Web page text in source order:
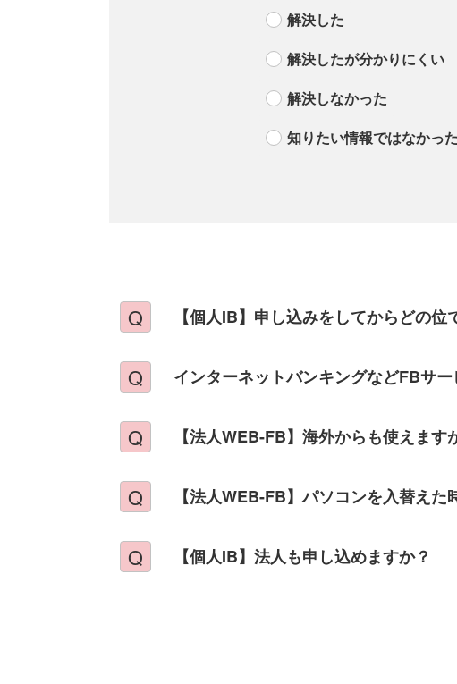
解決した
解決したが分かりにくい
解決しなかった
知りたい情報ではなかった
【個人IB】申し込みをしてからどの
インターネットバンキングなどFBサ
【法人WEB-FB】海外からも使えます
【法人WEB-FB】パソコンを入替え
【個人IB】法人も申し込めますか？